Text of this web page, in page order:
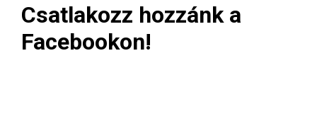
Csatlakozz hozzánk a
Facebookon!